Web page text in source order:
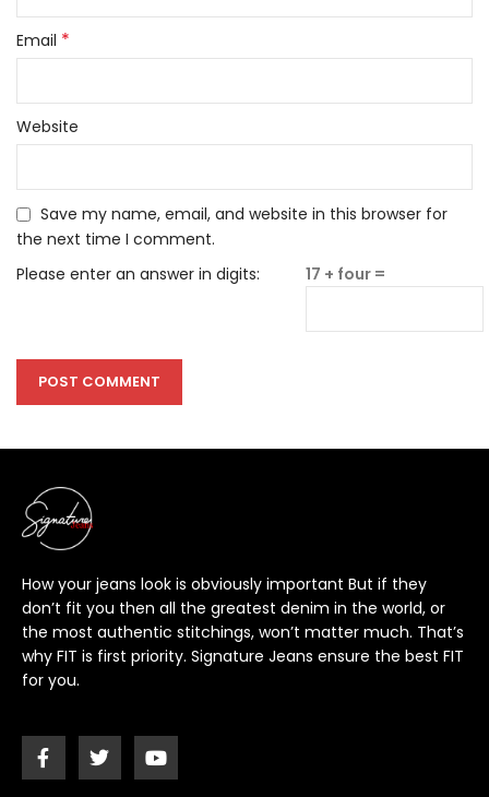
Email *
Website
Save my name, email, and website in this browser for
the next time I comment.
Please enter an answer in digits:
17 + four =
How your jeans look is obviously important But if they
don’t fit you then all the greatest denim in the world, or
the most authentic stitchings, won’t matter much. That’s
why FIT is first priority. Signature Jeans ensure the best FIT
for you.